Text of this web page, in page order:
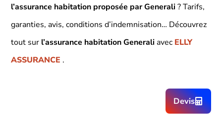
l’assurance habitation proposée par Generali? Tarifs,
garanties, avis, conditions d’indemnisation… Découvrez
tout sur l’assurance habitation Generaliavec ELLY
ASSURANCE .
Devis